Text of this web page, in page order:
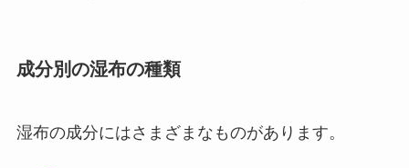
成分別の湿布の種類
湿布の成分にはさまざまなものがあります。